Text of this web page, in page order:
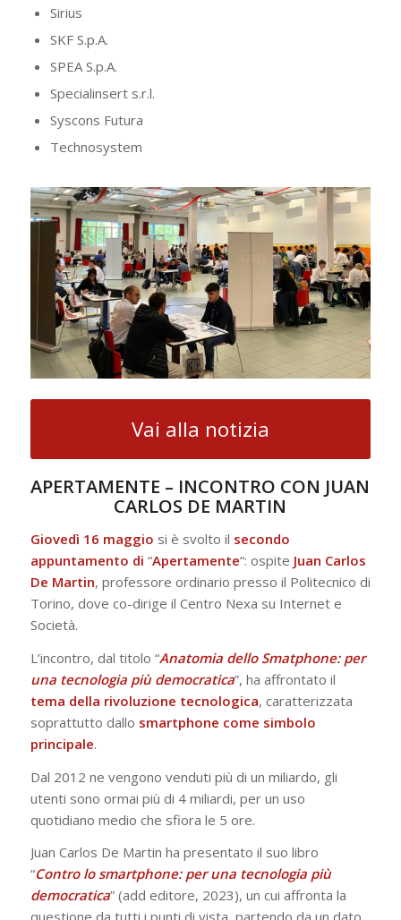
Sirius
SKF S.p.A.
SPEA S.p.A.
Specialinsert s.r.l.
Syscons Futura
Technosystem
Vai alla notizia
APERTAMENTE – INCONTRO CON JUAN
CARLOS DE MARTIN
Giovedì 16 maggio si è svolto il secondo
appuntamento di “Apertamente“: ospite Juan Carlos
De Martin, professore ordinario presso il Politecnico di
Torino, dove co-dirige il Centro Nexa su Internet e
Società.
L’incontro, dal titolo “Anatomia dello Smatphone: per
una tecnologia più democratica”, ha affrontato il
tema della rivoluzione tecnologica, caratterizzata
soprattutto dallo smartphone come simbolo
principale.
Dal 2012 ne vengono venduti più di un miliardo, gli
utenti sono ormai più di 4 miliardi, per un uso
quotidiano medio che sfiora le 5 ore.
Juan Carlos De Martin ha presentato il suo libro
“Contro lo smartphone: per una tecnologia più
democratica” (add editore, 2023), un cui affronta la